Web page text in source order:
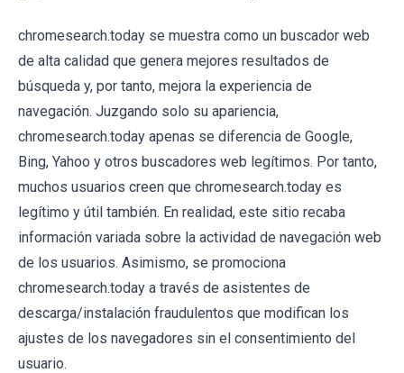
chromesearch.today se muestra como un buscador web
de alta calidad que genera mejores resultados de
búsqueda y, por tanto, mejora la experiencia de
navegación. Juzgando solo su apariencia,
chromesearch.today apenas se diferencia de Google,
Bing, Yahoo y otros buscadores web legítimos. Por tanto,
muchos usuarios creen que chromesearch.today es
legítimo y útil también. En realidad, este sitio recaba
información variada sobre la actividad de navegación web
de los usuarios. Asimismo, se promociona
chromesearch.today a través de asistentes de
descarga/instalación fraudulentos que modifican los
ajustes de los navegadores sin el consentimiento del
usuario.